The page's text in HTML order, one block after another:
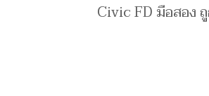
Civic FD มือสอง